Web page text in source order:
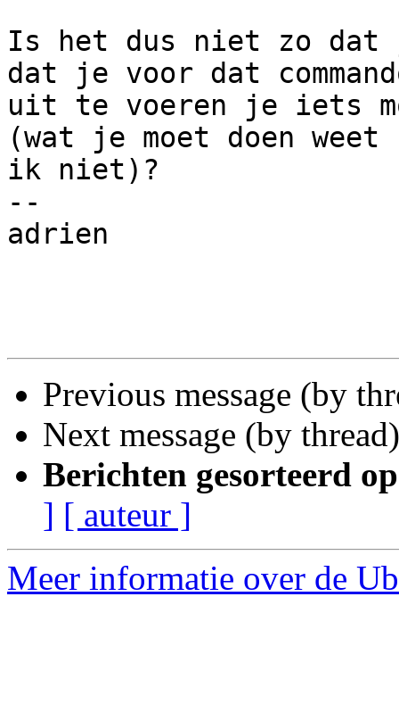
Is het dus niet zo
dat je voor dat
uit te voeren je iets
(wat je moet doen weet
ik niet)?
--
adrien
Previous message (by
Next message (by
Berichten gesorteerd
] [ auteur ]
Meer informatie over de